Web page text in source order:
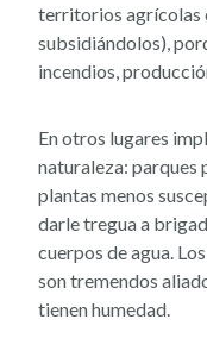
territorios agrícolas
subsidiándolos),
incendios,
En otros lugares
naturaleza: parques
plantas menos
darle tregua a
cuerpos de agua.
son tremendos
tienen humedad.